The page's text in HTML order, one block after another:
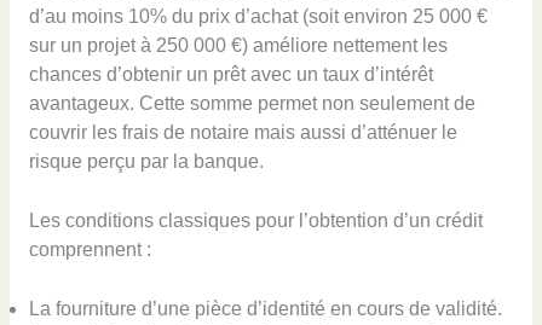
d’au moins 10% du prix d’achat (soit environ 25 000 €
sur un projet à 250 000 €) améliore nettement les
chances d’obtenir un prêt avec un taux d’intérêt
avantageux. Cette somme permet non seulement de
couvrir les frais de notaire mais aussi d’atténuer le
risque perçu par la banque.
Les conditions classiques pour l’obtention d’un crédit
comprennent :
La fourniture d’une pièce d’identité en cours de validité.